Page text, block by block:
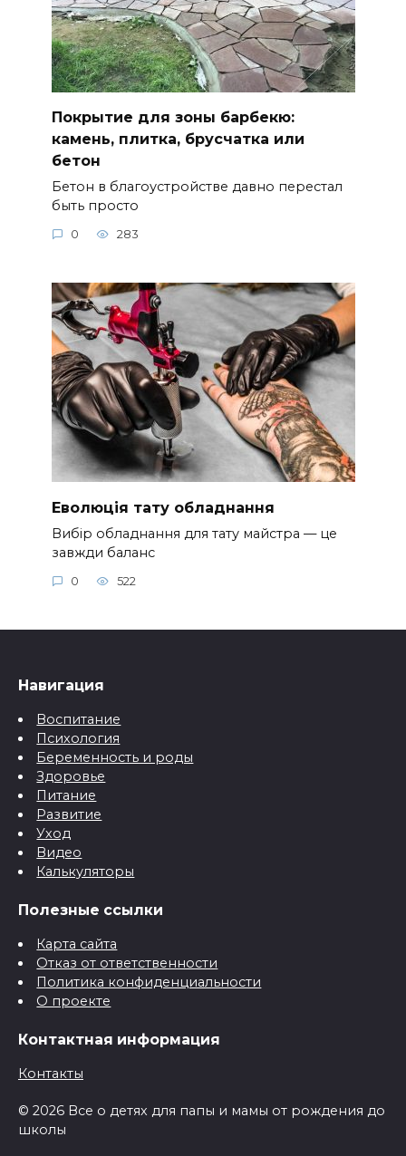
Покрытие для зоны барбекю:
камень, плитка, брусчатка или
бетон
Бетон в благоустройстве давно перестал
быть просто
0 283
Еволюція тату обладнання
Вибір обладнання для тату майстра — це
завжди баланс
0 522
Навигация
Воспитание
Психология
Беременность и роды
Здоровье
Питание
Развитие
Уход
Видео
Калькуляторы
Полезные ссылки
Карта сайта
Отказ от ответственности
Политика конфиденциальности
О проекте
Контактная информация
Контакты
© 2026 Все о детях для папы и мамы от рождения до
школы